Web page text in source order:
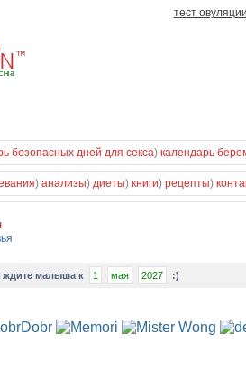
тест овуляции
безопасных дней для секса) календарь
) анализы) диеты) книги) рецепты)
ждите малыша к 1 мая 2027 :)